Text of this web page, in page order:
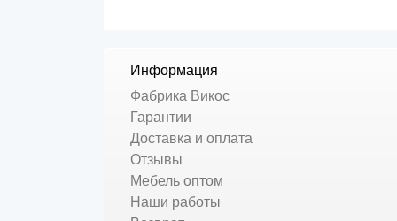
Информация
Фабрика Викос
Гарантии
Доставка и оплата
Отзывы
Мебель оптом
Наши работы